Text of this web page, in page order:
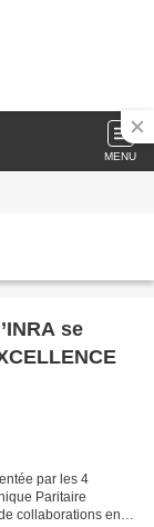
MENU
se
par les 4
Paritaire
collaborations entre